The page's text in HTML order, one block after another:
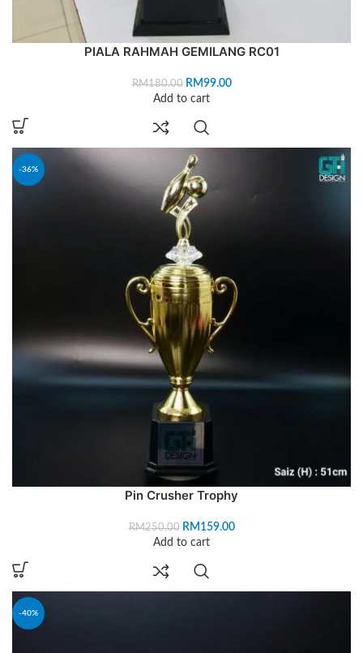
PIALA RAHMAH GEMILANG RC01
RM180.00 RM99.00
Add to cart
-36%
Pin Crusher Trophy
RM250.00 RM 159.00
Add to cart
-40%